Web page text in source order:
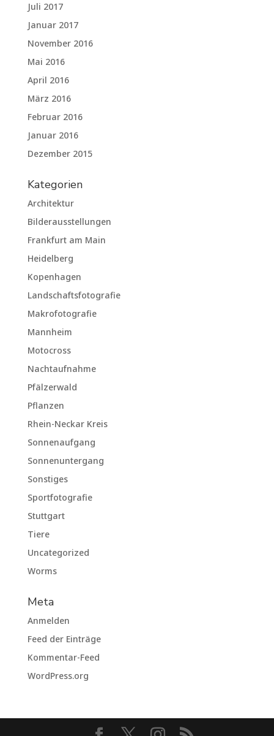
Juli 2017
Januar 2017
November 2016
Mai 2016
April 2016
März 2016
Februar 2016
Januar 2016
Dezember 2015
Kategorien
Architektur
Bilderausstellungen
Frankfurt am Main
Heidelberg
Kopenhagen
Landschaftsfotografie
Makrofotografie
Mannheim
Motocross
Nachtaufnahme
Pfälzerwald
Pflanzen
Rhein-Neckar Kreis
Sonnenaufgang
Sonnenuntergang
Sonstiges
Sportfotografie
Stuttgart
Tiere
Uncategorized
Worms
Meta
Anmelden
Feed der Einträge
Kommentar-Feed
WordPress.org